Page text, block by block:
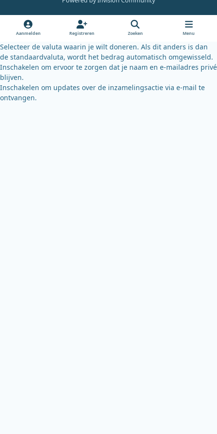
k
k
y
Aanmelden Registreren Zoeken Menu
Selecteer de valuta waarin je wilt doneren. Als dit anders is dan
de standaardvaluta, wordt het bedrag automatisch omgewisseld.
Inschakelen om ervoor te zorgen dat je naam en e-mailadres privé
blijven.
Inschakelen om updates over de inzamelingsactie via e-mail te
ontvangen.